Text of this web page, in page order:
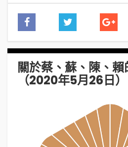
關於蔡、蘇、陳、
（2020年5月26日）